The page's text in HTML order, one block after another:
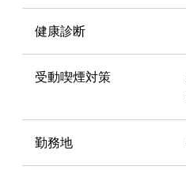
健康診断
受動喫煙対策
勤務地